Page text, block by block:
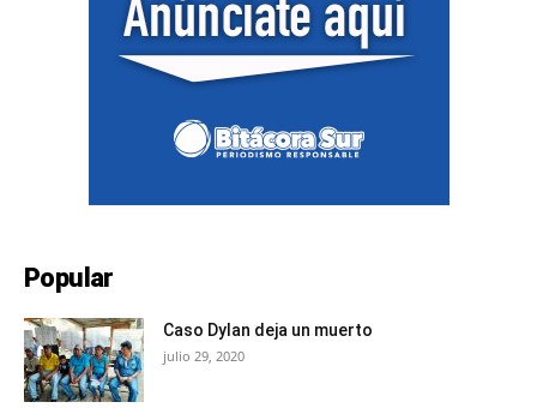
Popular
Caso Dylan deja un muerto
julio 29, 2020